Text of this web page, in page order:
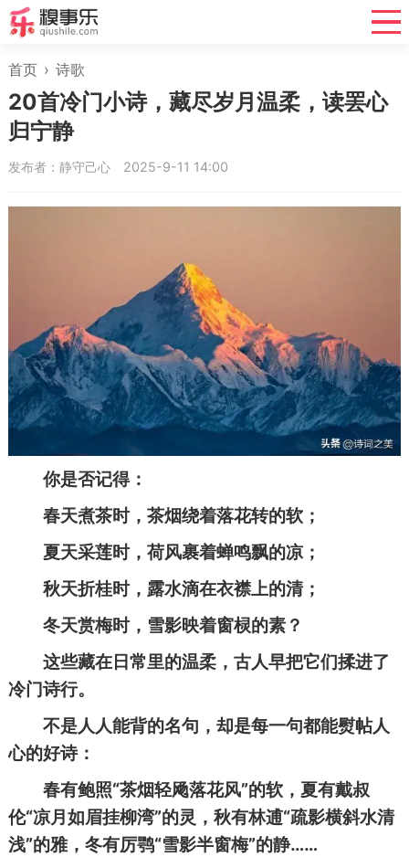
首页 › 诗歌
20首冷门小诗，藏尽岁月温柔，读罢心
归宁静
发布者：静守己心 2025-9-11 14:00
你是否记得：
春天煮茶时，茶烟绕着落花转的软；
夏天采莲时，荷风裹着蝉鸣飘的凉；
秋天折桂时，露水滴在衣襟上的清；
冬天赏梅时，雪影映着窗棂的素？
这些藏在日常里的温柔，古人早把它们揉进了
冷门诗行。
不是人人能背的名句，却是每一句都能熨帖人
心的好诗：
春有鲍照“茶烟轻飏落花风”的软，夏有戴叔
伦“凉月如眉挂柳湾”的灵，秋有林逋“疏影横斜水清
浅”的雅，冬有厉鹗“雪影半窗梅”的静……